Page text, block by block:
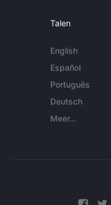
Talen
English
Español
Português
Deutsch
Meer...